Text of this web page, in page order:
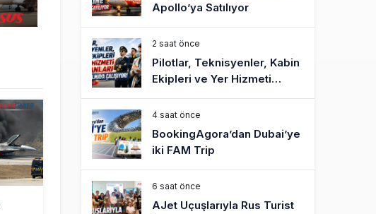
Apollo’ya Satılıyor
2 saat önce
Pilotlar, Teknisyenler, Kabin
Ekipleri ve Yer Hizmeti
Çalışanları Gazeteci Olmaya
Çalışıyor!
4 saat önce
BookingAgora’dan Dubai’ye
iki FAM Trip
6 saat önce
AJet Uçuşlarıyla Rus Turist